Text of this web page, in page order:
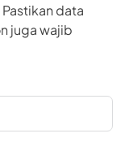
data
juga wajib